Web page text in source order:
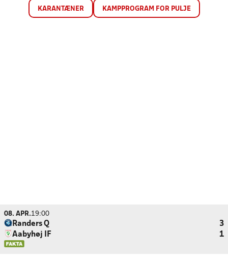
KARANTÆNER KAMPPROGRAM FOR PULJE
08. APR.19:00
Randers Q
3
Aabyhøj IF
1